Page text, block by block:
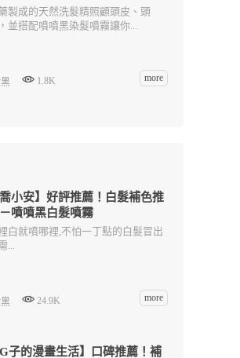
洗超方便
製成的天然洗髮精照顧頭皮、頭
並搭配噴噴黑染髮噴霧讓你...
1.8K more
喬小安】好評推薦！白髮補色推
噴噴黑白髮噴霧
白就噴哪裡,不怕一丁點的白髮冒出
...
24.9K more
G子的漫畫生活】口碑推薦！補